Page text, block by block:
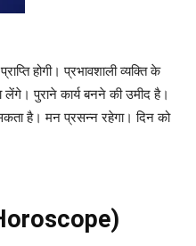
होगी। प्रभावशाली व्यक्ति के
लेंगे। पुराने कार्य बनने की उमीद है।
है। मन प्रसन्न रहेगा। दिन को